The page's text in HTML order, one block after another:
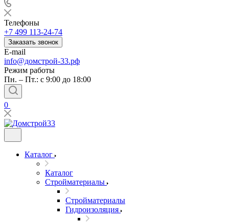
Телефоны
+7 499 113-24-74
Заказать звонок
E-mail
info@домстрой-33.рф
Режим работы
Пн. – Пт.: с 9:00 до 18:00
0
Каталог
Каталог
Стройматериалы
Стройматериалы
Гидроизоляция